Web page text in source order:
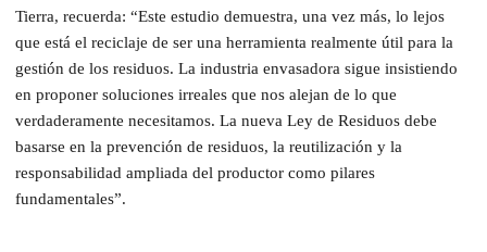
Tierra, recuerda: “Este estudio demuestra, una vez más, lo lejos
que está el reciclaje de ser una herramienta realmente útil para la
gestión de los residuos. La industria envasadora sigue insistiendo
en proponer soluciones irreales que nos alejan de lo que
verdaderamente necesitamos. La nueva Ley de Residuos debe
basarse en la prevención de residuos, la reutilización y la
responsabilidad ampliada del productor como pilares
fundamentales”.